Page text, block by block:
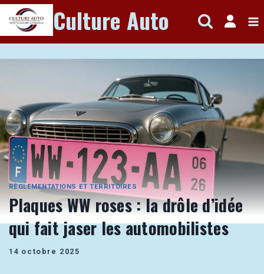
Aller
au
contenu
Culture Auto
RÈGLEMENTATIONS ET TERRITOIRES
Plaques WW roses : la drôle d’idée
qui fait jaser les automobilistes
14 octobre 2025